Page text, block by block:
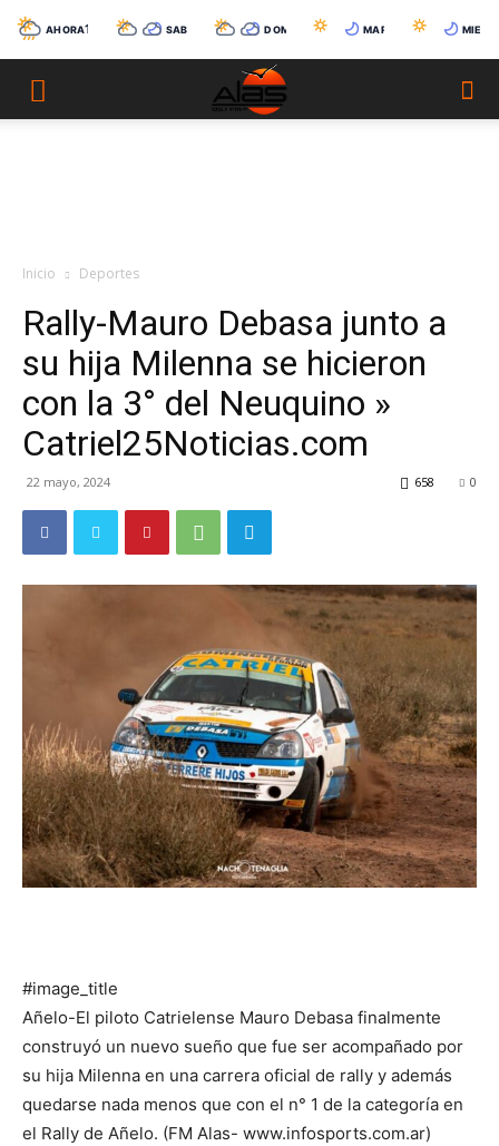
AHORA17°C Catriel
InestableMayormente Despejado y Ventoso
SÁB 0811°C -1°CCubiertoParcialmente Nublado
DOM 09
7°C -6°C Condiciones variables
MAR 11 -3°C MIÉ 12
Inicio Deportes
Rally-Mauro Debasa junto a
su hija Milenna se hicieron
con la 3° del Neuquino »
Catriel25Noticias.com
22 mayo, 2024 0
658
#image_title
Añelo-El piloto Catrielense Mauro Debasa finalmente
construyó un nuevo sueño que fue ser acompañado por
su hija Milenna en una carrera oficial de rally y además
quedarse nada menos que con el n° 1 de la categoría en
el Rally de Añelo. (FM Alas- www.infosports.com.ar)